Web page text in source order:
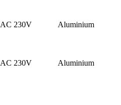
AC 230V Aluminium
AC 230V Aluminium